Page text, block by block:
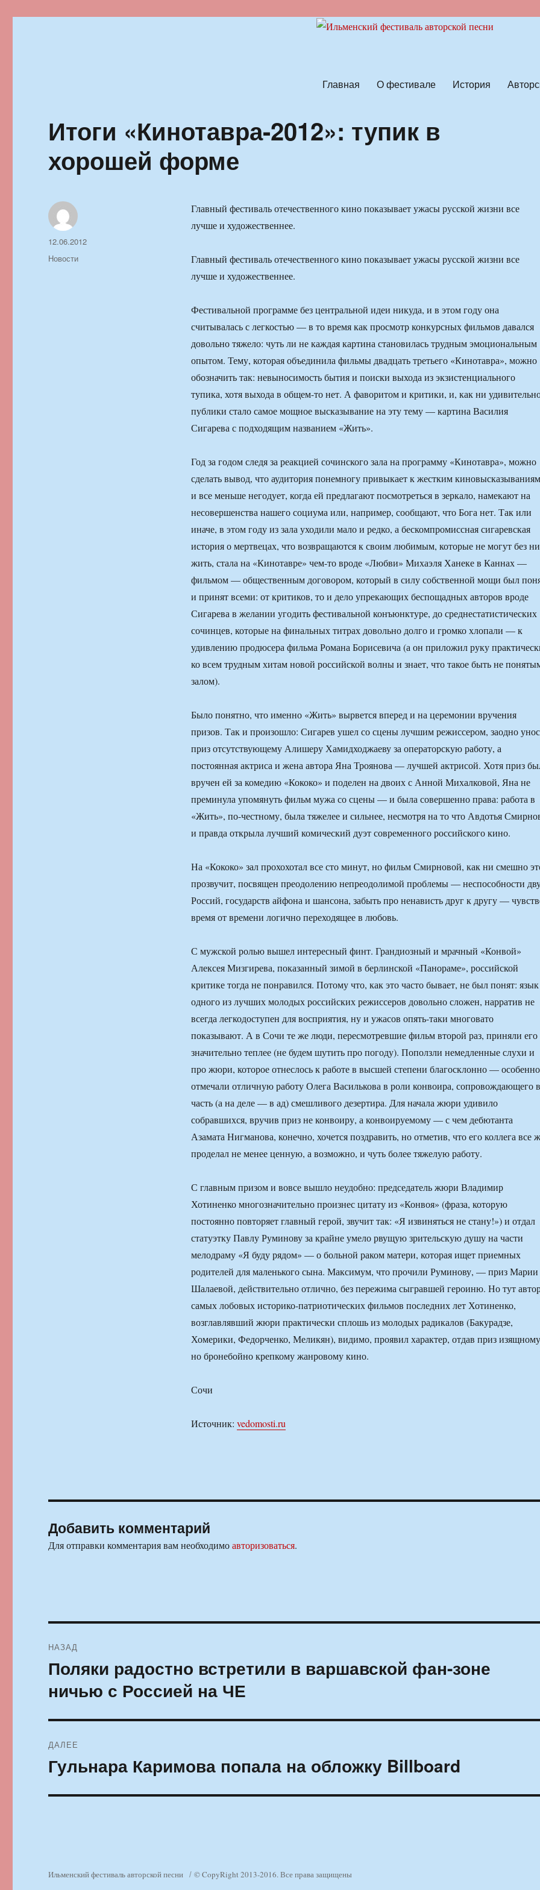
Главная О фестивале История
Итоги «Кинотавра-2012»: тупик в
хорошей форме
Главный фестиваль отечественного кино показывает ужасы русской жизни все
лучше и художественнее.
Главный фестиваль отечественного кино показывает ужасы русской жизни все
лучше и художественнее.
Фестивальной программе без центральной идеи никуда, и в этом году она
считывалась с легкостью — в то время как просмотр конкурсных фильмов давался
довольно тяжело: чуть ли не каждая картина становилась трудным эмоциональным
опытом. Тему, которая объединила фильмы двадцать третьего «Кинотавра», можно
обозначить так: невыносимость бытия и поиски выхода из экзистенциального
тупика, хотя выхода в общем-то нет. А фаворитом и критики, и, как ни
публики стало самое мощное высказывание на эту тему — картина Василия
Сигарева с подходящим названием «Жить».
Год за годом следя за реакцией сочинского зала на программу «Кинотавра», можно
сделать вывод, что аудитория понемногу привыкает к жестким киновысказываниям
и все меньше негодует, когда ей предлагают посмотреться в зеркало, намекают на
несовершенства нашего социума или, например, сообщают, что Бога нет. Так или
иначе, в этом году из зала уходили мало и редко, а бескомпромиссная сигаревская
история о мертвецах, что возвращаются к своим любимым, которые не могут без
жить, стала на «Кинотавре» чем-то вроде «Любви» Михаэля Ханеке в Каннах —
фильмом — общественным договором, который в силу собственной мощи был
и принят всеми: от критиков, то и дело упрекающих беспощадных авторов вроде
Сигарева в желании угодить фестивальной конъюнктуре, до среднестатистических
сочинцев, которые на финальных титрах довольно долго и громко хлопали — к
удивлению продюсера фильма Романа Борисевича (а он приложил руку
ко всем трудным хитам новой российской волны и знает, что такое быть не
залом).
Было понятно, что именно «Жить» вырвется вперед и на церемонии вручения
призов. Так и произошло: Сигарев ушел со сцены лучшим режиссером, заодно
приз отсутствующему Алишеру Хамидходжаеву за операторскую работу, а
постоянная актриса и жена автора Яна Троянова — лучшей актрисой. Хотя приз
вручен ей за комедию «Кококо» и поделен на двоих с Анной Михалковой, Яна не
преминула упомянуть фильм мужа со сцены — и была совершенно права: работа в
«Жить», по-честному, была тяжелее и сильнее, несмотря на то что Авдотья
и правда открыла лучший комический дуэт современного российского кино.
На «Кококо» зал прохохотал все сто минут, но фильм Смирновой, как ни смешно
прозвучит, посвящен преодолению непреодолимой проблемы — неспособности
Россий, государств айфона и шансона, забыть про ненависть друг к другу —
время от времени логично переходящее в любовь.
С мужской ролью вышел интересный финт. Грандиозный и мрачный «Конвой»
Алексея Мизгирева, показанный зимой в берлинской «Панораме», российской
критике тогда не понравился. Потому что, как это часто бывает, не был понят: язык
одного из лучших молодых российских режиссеров довольно сложен, нарратив не
всегда легкодоступен для восприятия, ну и ужасов опять-таки многовато
показывают. А в Сочи те же люди, пересмотревшие фильм второй раз, приняли его
значительно теплее (не будем шутить про погоду). Поползли немедленные слухи и
про жюри, которое отнеслось к работе в высшей степени благосклонно — особенно
отмечали отличную работу Олега Василькова в роли конвоира, сопровождающего в
часть (а на деле — в ад) смешливого дезертира. Для начала жюри удивило
собравшихся, вручив приз не конвоиру, а конвоируемому — с чем дебютанта
Азамата Нигманова, конечно, хочется поздравить, но отметив, что его коллега все
проделал не менее ценную, а возможно, и чуть более тяжелую работу.
С главным призом и вовсе вышло неудобно: председатель жюри Владимир
Хотиненко многозначительно произнес цитату из «Конвоя» (фраза, которую
постоянно повторяет главный герой, звучит так: «Я извиняться не стану!») и отдал
статуэтку Павлу Руминову за крайне умело рвущую зрительскую душу на части
мелодраму «Я буду рядом» — о больной раком матери, которая ищет приемных
родителей для маленького сына. Максимум, что прочили Руминову, — приз Марии
Шалаевой, действительно отлично, без пережима сыгравшей героиню. Но тут
самых лобовых историко-патриотических фильмов последних лет Хотиненко,
возглавлявший жюри практически сплошь из молодых радикалов (Бакурадзе,
Хомерики, Федорченко, Меликян), видимо, проявил характер, отдав приз
но бронебойно крепкому жанровому кино.
Сочи
Источник: vedomosti.ru
Автор
Опубликовано
12.06.2012
Рубрики
Новости
Добавить комментарий
Для отправки комментария вам необходимоавторизоваться.
по
записям
НАЗАД
Предыдущая
Поляки радостно встретили в варшавской фан-зоне
ничью с Россией на ЧЕ
ДАЛЕЕ
Следующая
запись:
Гульнара Каримова попала на обложку Billboard
Ильменский фестиваль авторской песни © CopyRight 2013-2016. Все права защищены